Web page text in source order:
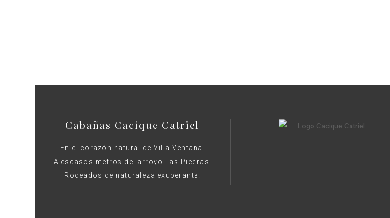
Cabañas Cacique Catriel
En el corazón natural de Villa Ventana.
A escasos metros del arroyo Las Piedras.
Rodeados de naturaleza exuberante.